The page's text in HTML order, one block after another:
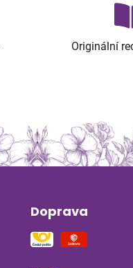
Originální
Doprava